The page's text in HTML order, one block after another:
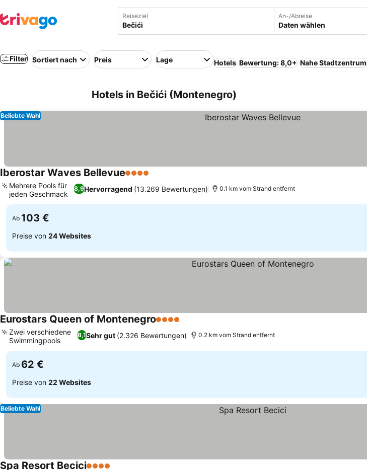
Reiseziel An-/Abreise
Daten wählen
Filter Sortiert nach Preis Lage Hotels Bewertung: 8,0+ Nahe Stadtzentrum
Hotels in Bečići (Montenegro)
Beliebte Wahl
Iberostar Waves Bellevue4 Sterne
8,9Hervorragend (13.269 Bewertungen)
Mehrere Pools für
jeden Geschmack
0.1 km vom Strand entfernt
Ab 103 €
Preise von 24 Websites
Eurostars Queen of Montenegro4 Sterne
8,1Sehr gut (2.326 Bewertungen)
Zwei verschiedene
Swimmingpools
0.2 km vom Strand entfernt
Ab 62 €
Preise von 22 Websites
Beliebte Wahl
Spa Resort Becici